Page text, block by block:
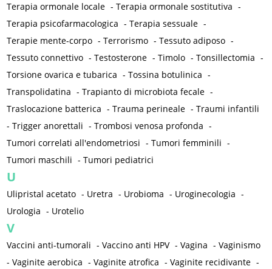
Terapia ormonale locale -Terapia ormonale sostitutiva -
Terapia psicofarmacologica -Terapia sessuale -
Terapie mente-corpo -Terrorismo -Tessuto adiposo -
Tessuto connettivo -Testosterone -Timolo -Tonsillectomia -
Torsione ovarica e tubarica -Tossina botulinica -
Transpolidatina -Trapianto di microbiota fecale -
Traslocazione batterica -Trauma perineale -Traumi infantili
-Trigger anorettali -Trombosi venosa profonda -
Tumori correlati all'endometriosi -Tumori femminili -
Tumori maschili -Tumori pediatrici
U
Ulipristal acetato - Uretra - Urobioma - Uroginecologia -
Urologia - Urotelio
V
Vaccini anti-tumorali -Vaccino anti HPV -Vagina -Vaginismo
-Vaginite aerobica -Vaginite atrofica -Vaginite recidivante -